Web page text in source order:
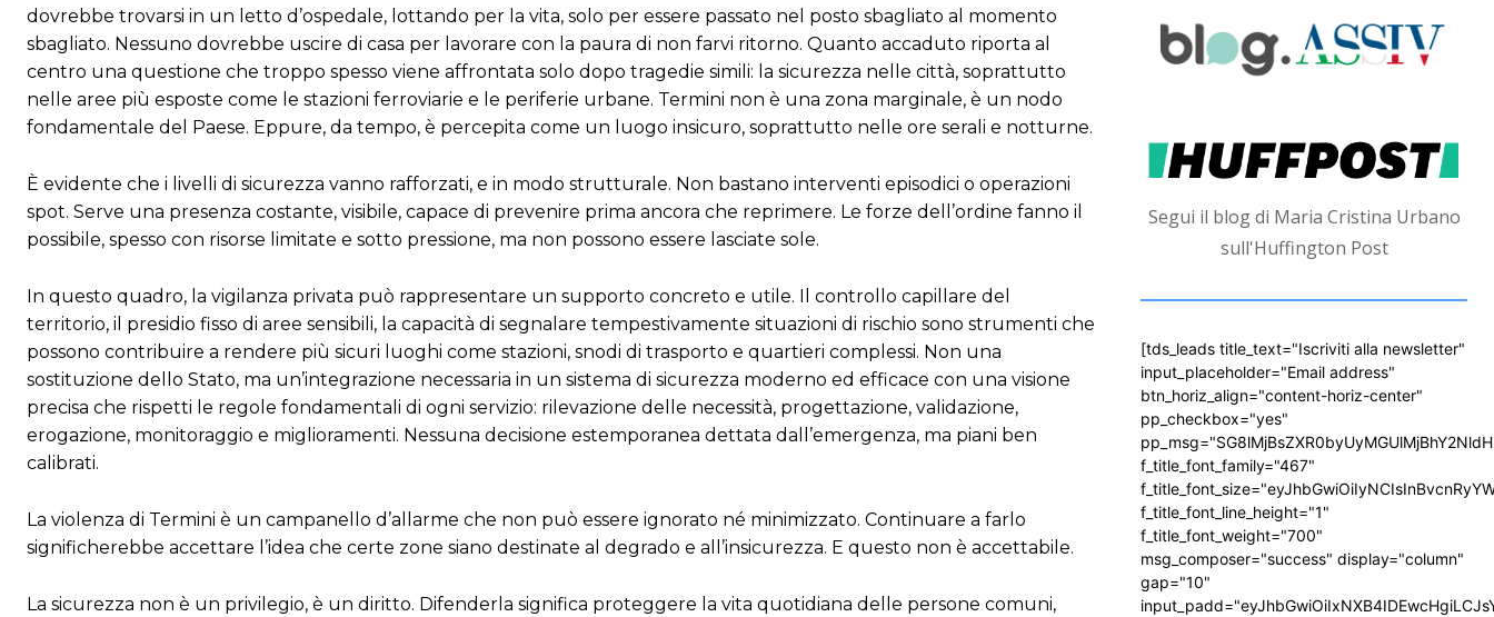
dovrebbe trovarsi in un letto d’ospedale, lottando per la vita, solo per essere passato nel posto sbagliato al momento
sbagliato. Nessuno dovrebbe uscire di casa per lavorare con la paura di non farvi ritorno. Quanto accaduto riporta al
centro una questione che troppo spesso viene affrontata solo dopo tragedie simili: la sicurezza nelle città, soprattutto
nelle aree più esposte come le stazioni ferroviarie e le periferie urbane. Termini non è una zona marginale, è un nodo
fondamentale del Paese. Eppure, da tempo, è percepita come un luogo insicuro, soprattutto nelle ore serali e notturne.
È evidente che i livelli di sicurezza vanno rafforzati, e in modo strutturale. Non bastano interventi episodici o operazioni
spot. Serve una presenza costante, visibile, capace di prevenire prima ancora che reprimere. Le forze dell’ordine fanno il
possibile, spesso con risorse limitate e sotto pressione, ma non possono essere lasciate sole.
In questo quadro, la vigilanza privata può rappresentare un supporto concreto e utile. Il controllo capillare del
territorio, il presidio fisso di aree sensibili, la capacità di segnalare tempestivamente situazioni di rischio sono strumenti che
possono contribuire a rendere più sicuri luoghi come stazioni, snodi di trasporto e quartieri complessi. Non una
sostituzione dello Stato, ma un’integrazione necessaria in un sistema di sicurezza moderno ed efficace con una visione
precisa che rispetti le regole fondamentali di ogni servizio: rilevazione delle necessità, progettazione, validazione,
erogazione, monitoraggio e miglioramenti. Nessuna decisione estemporanea dettata dall’emergenza, ma piani ben
calibrati.
La violenza di Termini è un campanello d’allarme che non può essere ignorato né minimizzato. Continuare a farlo
significherebbe accettare l’idea che certe zone siano destinate al degrado e all’insicurezza. E questo non è accettabile.
La sicurezza non è un privilegio, è un diritto. Difenderla significa proteggere la vita quotidiana delle persone comuni,
Segui il blog di Maria Cristina Urbano
sull'Huffington Post
[tds_leads title_text="Iscriviti alla newsletter"
input_placeholder="Email address"
btn_horiz_align="content-horiz-center"
pp_checkbox="yes"
f_title_font_family="467"
f_title_font_line_height="1"
f_title_font_weight="700"
msg_composer="success" display="column"
gap="10"